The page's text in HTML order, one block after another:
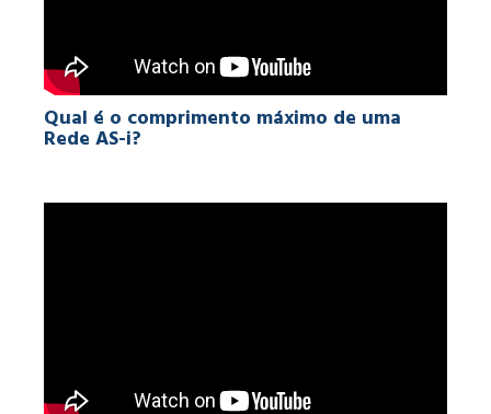
Qual é o comprimento máximo de uma
Rede AS-i?